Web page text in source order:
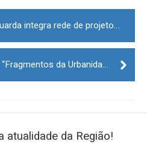
Teatro Municipal da Guarda integra rede de projetos de música de Portugal e Espanha
Exposição de Fotografia “Fragmentos da Urbanidade” patente em Aldeia do Bispo (Guarda)
atualidade da Região!